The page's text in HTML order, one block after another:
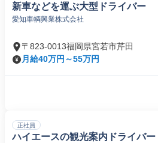
新車などを運ぶ大型ドライバー
愛知車輌興業株式会社
〒823-0013福岡県宮若市芹田
月給40万円～55万円
正社員
ハイエースの観光案内ドライバー